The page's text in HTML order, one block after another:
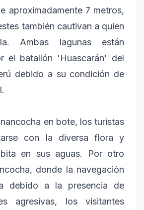
aproximadamente 7 metros,
también cautivan a quien
Ambas lagunas están
el batallón 'Huascarán' del
debido a su condición de
en bote, los turistas
con la diversa flora y
en sus aguas. Por otro
donde la navegación
debido a la presencia de
agresivas, los visitantes